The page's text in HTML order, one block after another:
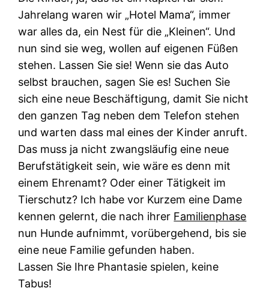
Jahrelang waren wir „Hotel Mama“, immer
war alles da, ein Nest für die „Kleinen“. Und
nun sind sie weg, wollen auf eigenen Füßen
stehen. Lassen Sie sie! Wenn sie das Auto
selbst brauchen, sagen Sie es! Suchen Sie
sich eine neue Beschäftigung, damit Sie nicht
den ganzen Tag neben dem Telefon stehen
und warten dass mal eines der Kinder anruft.
Das muss ja nicht zwangsläufig eine neue
Berufstätigkeit sein, wie wäre es denn mit
einem Ehrenamt? Oder einer Tätigkeit im
Tierschutz? Ich habe vor Kurzem eine Dame
kennen gelernt, die nach ihrer Familienphase
nun Hunde aufnimmt, vorübergehend, bis sie
eine neue Familie gefunden haben.
Lassen Sie Ihre Phantasie spielen, keine
Tabus!